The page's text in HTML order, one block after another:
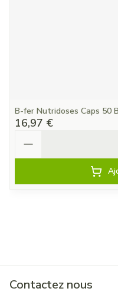
B-fer Nutridoses Caps 50
16,97 €
Contactez nous